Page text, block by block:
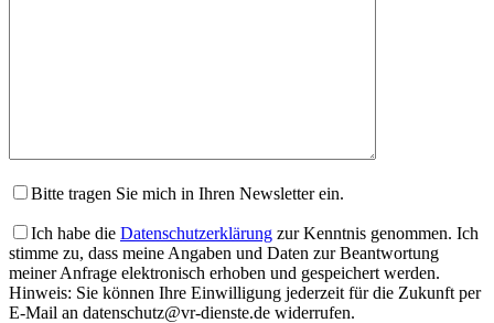
Bitte tragen Sie mich in Ihren Newsletter ein.
Ich habe die Datenschutzerklärung zur Kenntnis genommen. Ich
stimme zu, dass meine Angaben und Daten zur Beantwortung
meiner Anfrage elektronisch erhoben und gespeichert werden.
Hinweis: Sie können Ihre Einwilligung jederzeit für die Zukunft per
E-Mail an datenschutz@vr-dienste.de widerrufen.